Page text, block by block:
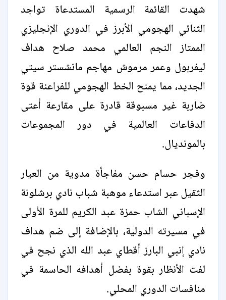
شهدت القائمة الرسمية المستدعاة تواجد
الثنائي الهجومي الأبرز في الدوري الإنجليزي
الممتاز النجم العالمي محمد صلاح هداف
ليفربول وعمر مرموش مهاجم مانشستر سيتي
الجديد، مما يمنح الخط الهجومي للفراعنة قوة
ضاربة غير مسبوقة قادرة على مقارعة أعتى
الدفاعات العالمية في دور المجموعات
بالمونديال.
وفجر حسام حسن مفاجأة مدوية من العيار
الثقيل عبر استدعاء موهبة شباب نادي برشلونة
الإسباني الشاب حمزة عبد الكريم للمرة الأولى
في مسيرته الدولية، بالإضافة إلى ضم هداف
نادي إنبي البارز أقطاي عبد الله الذي نجح في
لفت الأنظار بقوة بفضل أهدافه الحاسمة في
منافسات الدوري المحلي.